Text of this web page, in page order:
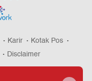
Karir
Kotak Pos
Disclaimer